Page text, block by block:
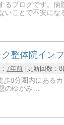
るブログです。
いことで不安にな
整体院イン
7年前 更新回数：8
歩8分圏内にある
のゆがみ…